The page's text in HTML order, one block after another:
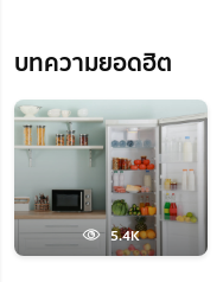
บทความยอดฮิต
5.4K